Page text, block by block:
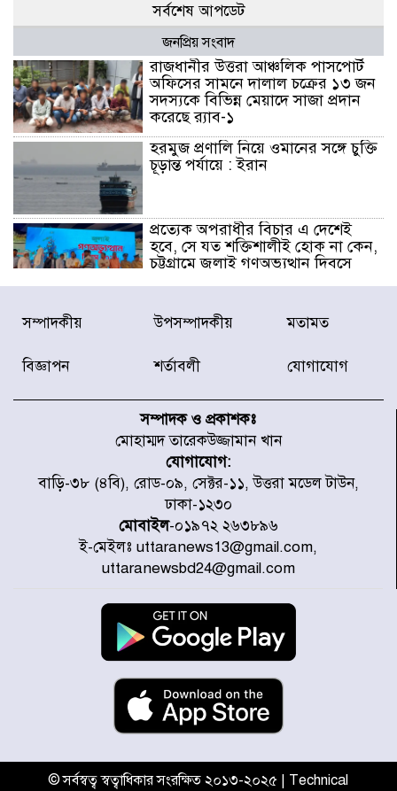
সর্বশেষ আপডেট
জনপ্রিয় সংবাদ
রাজধানীর উত্তরা আঞ্চলিক পাসপোর্ট
অফিসের সামনে দালাল চক্রের ১৩ জন
সদস্যকে বিভিন্ন মেয়াদে সাজা প্রদান
করেছে র‌্যাব-১
হরমুজ প্রণালি নিয়ে ওমানের সঙ্গে চুক্তি
চূড়ান্ত পর্যায়ে : ইরান
প্রত্যেক অপরাধীর বিচার এ দেশেই
হবে, সে যত শক্তিশালীই হোক না কেন,
চট্টগ্রামে জুলাই গণঅভ্যুত্থান দিবসে
আগামী ৫ দিন বৃষ্টির আভাস
নেই
জুলাই গণঅভ্যুত্থানে আহত যোদ্ধা
মিতুর খোঁজ নিলেন প্রধানমন্ত্রী
উত্তরায় জুলাই গণঅভ্যুত্থানের ৯২
শহীদের তালিকা প্রকাশ করল JRA
জুলাই গণঅভ্যুত্থানে উত্তরায় সর্বকনিষ্ঠ
শহীদ জাবির ইব্রাহীম: এক শিশুর রক্তে
রাজধানীতে আজ বৃষ্টির সম্ভাবনা, যা
জানাল আবহাওয়া অধিদপ্তর
সম্পাদকীয় উপসম্পাদকীয় মতামত
বিজ্ঞাপন শর্তাবলী যোগাযোগ
সম্পাদক ও প্রকাশকঃ
মোহাম্মদ তারেকউজ্জামান খান
যোগাযোগ:
বাড়ি-৩৮ (৪বি), রোড-০৯, সেক্টর-১১, উত্তরা মডেল টাউন,
ঢাকা-১২৩০
মোবাইল-০১৯৭২ ২৬৩৮৯৬
ই-মেইলঃ uttaranews13@gmail.com,
uttaranewsbd24@gmail.com
© সর্বস্বত্ব স্বত্বাধিকার সংরক্ষিত ২০১৩-২০২৫ | Technical